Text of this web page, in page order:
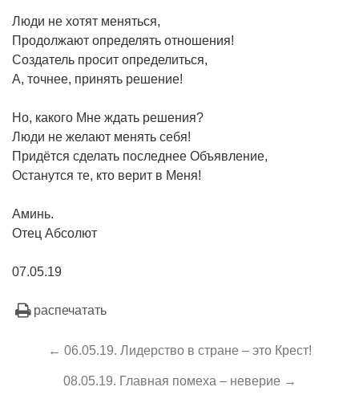
Люди не хотят меняться,
Продолжают определять отношения!
Создатель просит определиться,
А, точнее, принять решение!
Но, какого Мне ждать решения?
Люди не желают менять себя!
Придётся сделать последнее Объявление,
Останутся те, кто верит в Меня!
Аминь.
Отец Абсолют
07.05.19
распечатать
← 06.05.19. Лидерство в стране – это Крест!
08.05.19. Главная помеха – неверие →